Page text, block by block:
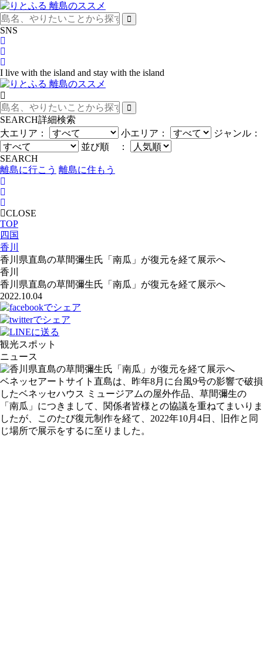
SNS
I live with the island and stay with the island
SEARCH詳細検索
大エリア：
小エリア：
ジャンル：
並び順 ：
SEARCH
離島に行こう 離島に住もう
CLOSE
TOP
四国
香川
香川県直島の草間彌生氏「南瓜」が復元を経て展示へ
香川
香川県直島の草間彌生氏「南瓜」が復元を経て展示へ
2022.10.04
観光スポット
ニュース
ベネッセアートサイト直島は、昨年8月に台風9号の影響で破損
したベネッセハウス ミュージアムの屋外作品、草間彌生の
「南瓜」につきまして、関係者皆様との協議を重ねてまいりま
したが、このたび復元制作を経て、2022年10月4日、旧作と同
じ場所で展示をするに至りました。